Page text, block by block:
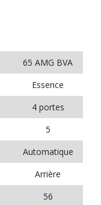
65 AMG BVA
Essence
4 portes
5
Automatique
Arrière
56